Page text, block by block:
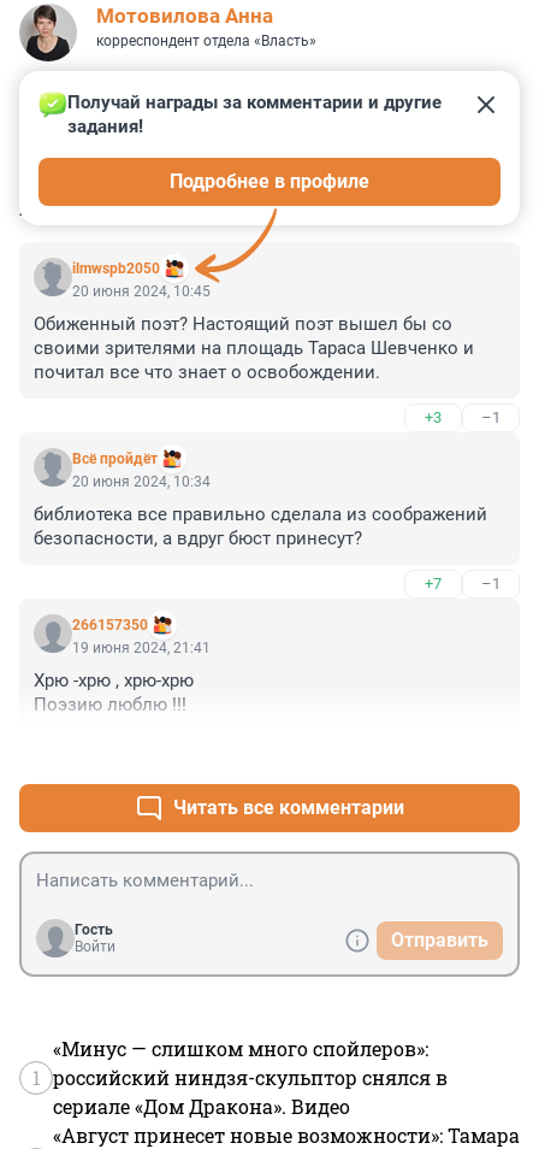
Мотовилова Анна
корреспондент отдела «Власть»
КОММЕНТАРИИ 119
ilmwspb2050
Получай награды за комментарии и другие
задания!
Подробнее в профиле
20 июня 2024, 10:45
Обиженный поэт? Настоящий поэт вышел бы со
своими зрителями на площадь Тараса Шевченко и
почитал все что знает о освобождении.
+3 –1
Всё пройдёт
20 июня 2024, 10:34
библиотека все правильно сделала из соображений
безопасности, а вдруг бюст принесут?
+7 –1
266157350
19 июня 2024, 21:41
Хрю -хрю , хрю-хрю
Поэзию люблю !!!
Читать все комментарии
Гость
Войти
Отправить
1
«Минус — слишком много спойлеров»:
российский ниндзя-скульптор снялся в
сериале «Дом Дракона». Видео
«Август принесет новые возможности»: Тамара